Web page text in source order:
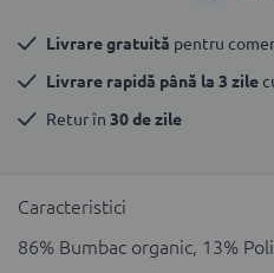
Livrare gratuită pentru
Livrare rapidă până la 3 zile
Retur în 30 de zile
Caracteristici
86% Bumbac organic, 13%